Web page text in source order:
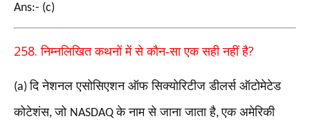
Ans:- (c)
258.निम्नलिखित कथनों में से कौन-सा एक सही नहीं है?
(a)दि नेशनल एसोसिएशन ऑफ सिक्योरिटीज डीलर्स ऑटोमेटेड
कोटेशंस,जो NASDAQके नाम से जाना जाता है,एक अमेरिकी